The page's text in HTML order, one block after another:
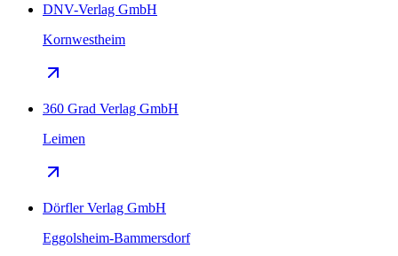
DNV-Verlag GmbH
Kornwestheim
360 Grad Verlag GmbH
Leimen
Dörfler Verlag GmbH
Eggolsheim-Bammersdorf